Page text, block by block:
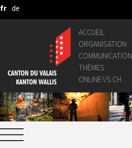
Saut au contenu principal
fr de
ACCUEIL
ORGANISATION
COMMUNICATION
THÈMES
ONLINE.VS.CH